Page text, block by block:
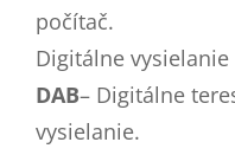
počítač.
Digitálne
DAB– Digitálne
vysielanie.